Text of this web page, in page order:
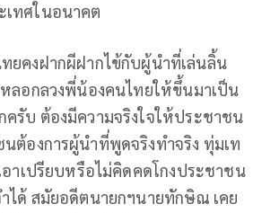
เทศในอนาคต
ยคงฝากผีฝากไข้กับผู้นำที่เล่นลิ้น
หลอกลวงพี่น้องคนไทยให้ขึ้นมาเป็น
ครับ ต้องมีความจริงใจให้ประชาชน
นต้องการผู้นำที่พูดจริงทำจริง ทุ่มเท
อาเปรียบหรือไม่คิดคดโกงประชาชน
ำได้ สมัยอดีตนายกฯนายทักษิณ เคย